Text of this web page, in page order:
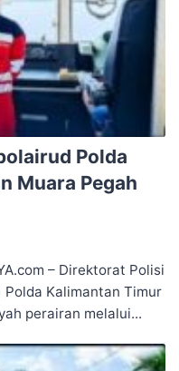
Polda
Muara Pegah
– Direktorat Polisi
Kalimantan Timur
perairan melalui...